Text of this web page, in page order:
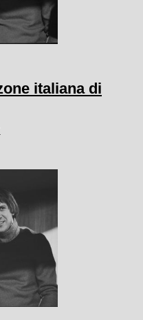
italiana di